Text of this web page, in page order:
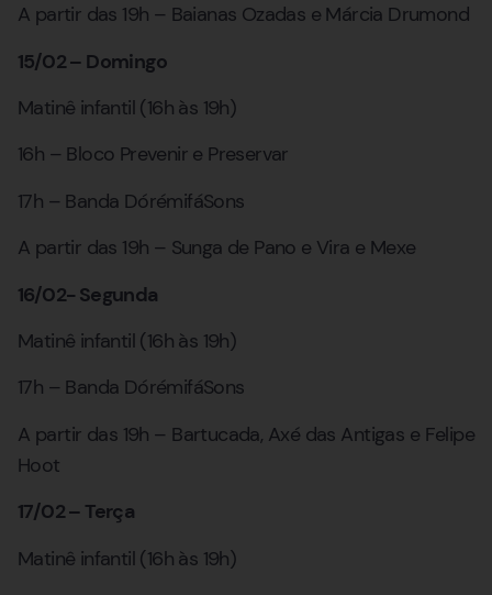
A partir das 19h – Baianas Ozadas e Márcia Drumond
15/02 – Domingo
Matinê infantil (16h às 19h)
16h – Bloco Prevenir e Preservar
17h – Banda DórémifáSons
A partir das 19h – Sunga de Pano e Vira e Mexe
16/02- Segunda
Matinê infantil (16h às 19h)
17h – Banda DórémifáSons
A partir das 19h – Bartucada, Axé das Antigas e Felipe
Hoot
17/02 – Terça
Matinê infantil (16h às 19h)